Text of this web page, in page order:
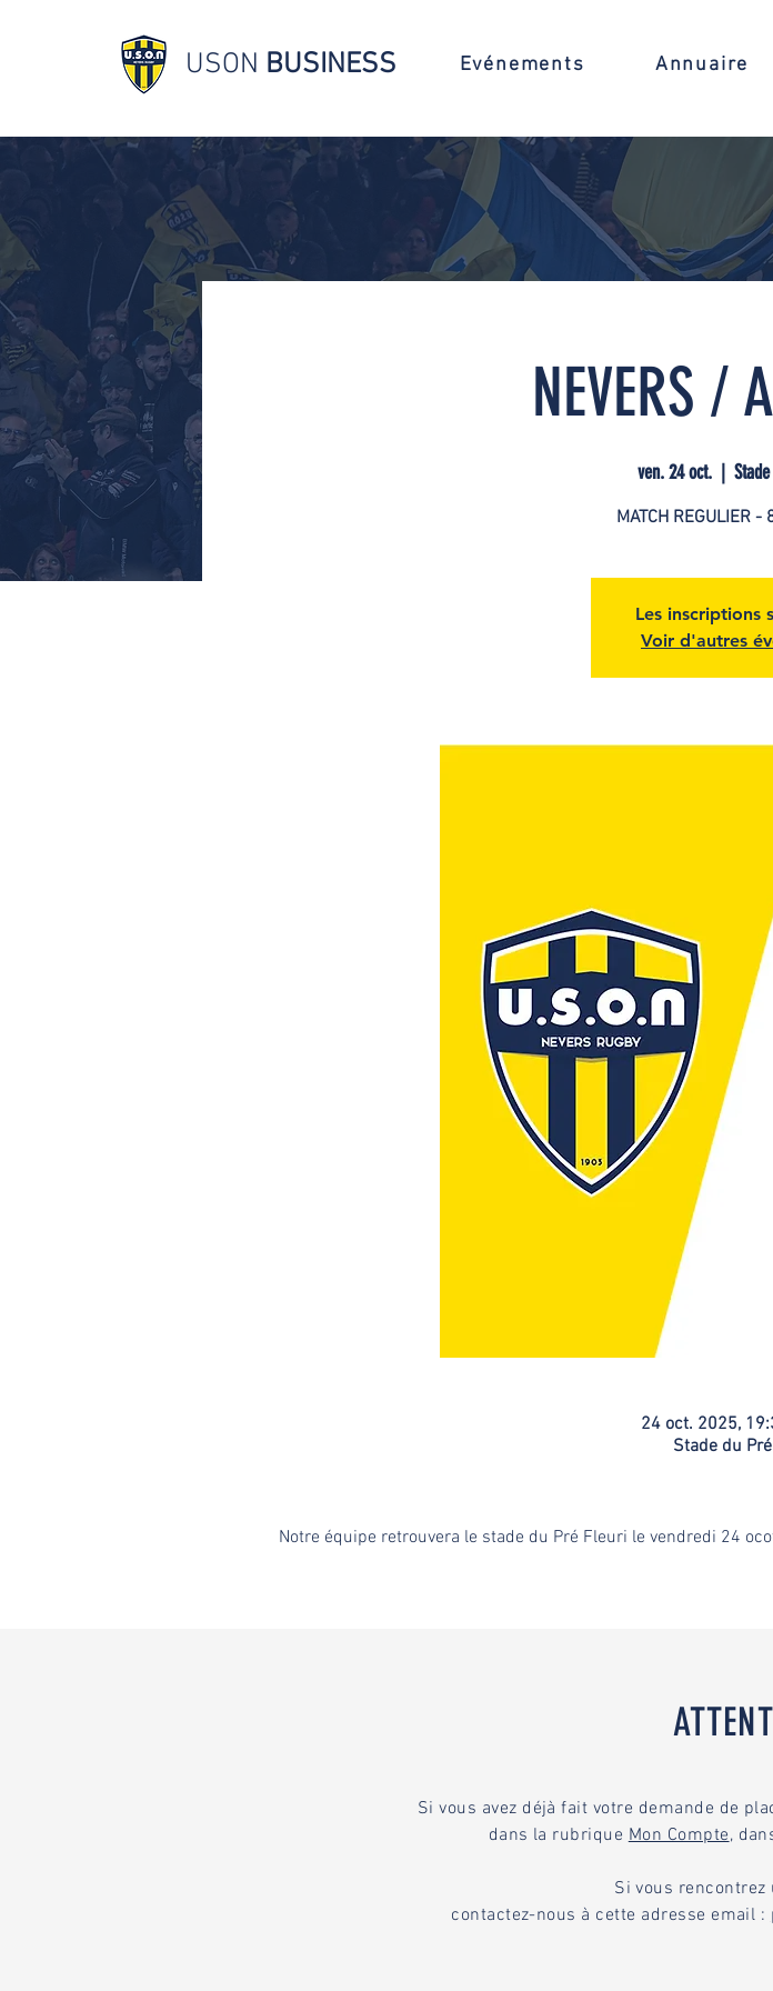
USON BUSINESS Evénements Annuaire
NEVERS /
ven. 24 oct.
  |
MATCH REGULIER
Les inscriptions
Voir d'autres
24 oct. 2025,
Stade du
Notre équipe retrouvera le stade du Pré Fleuri le vendredi 24
Si vous avez déjà fait votre demande de
dans la rubriqueMon Compte,
Si vous rencontrez
contactez-nous à cette adresse email :